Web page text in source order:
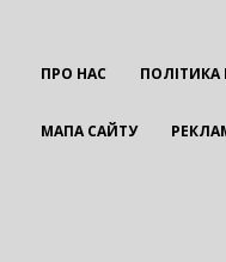
ПРО НАС ПОЛІТИКА
МАПА САЙТУ